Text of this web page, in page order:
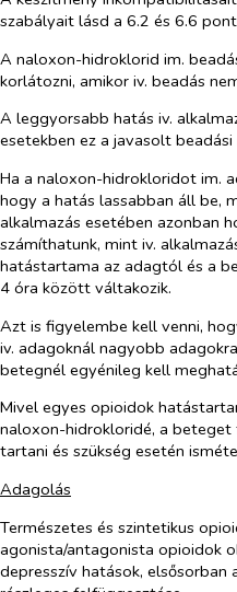
szabályait lásd a 6.2 és 6.6
A naloxon-hidroklorid im.
korlátozni, amikor iv. beadás
A leggyorsabb hatás iv.
esetekben ez a javasolt beadási
Ha a naloxon-hidrokloridot im.
hogy a hatás lassabban áll be,
alkalmazás esetében azonban
számíthatunk, mint iv.
hatástartama az adagtól és a
4 óra között váltakozik.
Azt is figyelembe kell venni,
iv. adagoknál nagyobb
betegnél egyénileg kell
Mivel egyes opioidok
naloxon-hidrokloridé, a
tartani és szükség esetén
Adagolás
Természetes és szintetikus
agonista/antagonista opioidok
depresszív hatások, elsősorban